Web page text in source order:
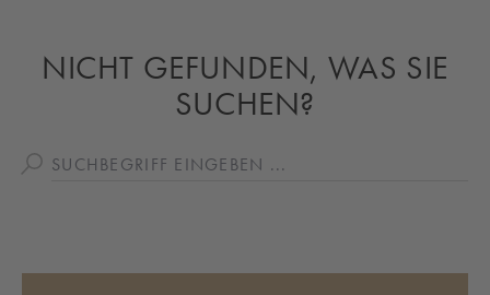
NICHT GEFUNDEN, WAS SIE
SUCHEN?